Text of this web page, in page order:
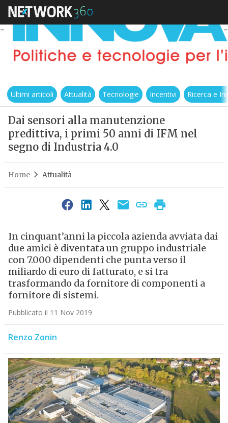
Ultimi articoli Attualità Tecnologie Incentivi Ricerca e
Dai sensori alla manutenzione
predittiva, i primi 50 anni di IFM nel
segno di Industria 4.0
Home Attualità
In cinquant’anni la piccola azienda avviata dai
due amici è diventata un gruppo industriale
con 7.000 dipendenti che punta verso il
miliardo di euro di fatturato, e si tra
trasformando da fornitore di componenti a
fornitore di sistemi.
Pubblicato il 11 Nov 2019
Renzo Zonin